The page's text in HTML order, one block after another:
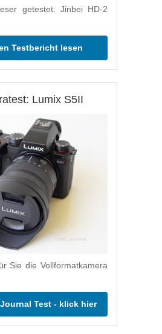
getestet: Jinbei HD-2
Testbericht lesen
Lumix S5II
Sie die Vollformatkamera
Test - klick hier